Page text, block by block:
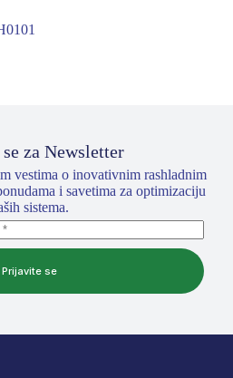
za Newsletter
vestima o inovativnim rashladnim
i savetima za optimizaciju
sistema.
Prijavite se